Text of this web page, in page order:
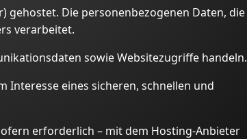
gehostet. Die personenbezogenen Daten, die
verarbeitet.
sowie Websitezugriffe handeln.
Interesse eines sicheren, schnellen und
erforderlich – mit dem Hosting-Anbieter